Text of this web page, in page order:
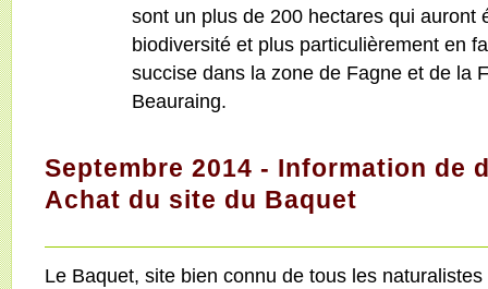
sont un plus de 200 hectares qui auront
biodiversité et plus particulièrement en
succise dans la zone de Fagne et de la
Beauraing.
Septembre 2014 - Information de
Achat du site du Baquet
Le Baquet, site bien connu de tous les